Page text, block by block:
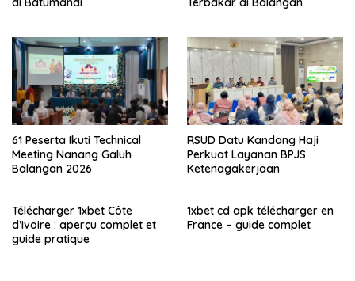
61 Peserta Ikuti Technical
Meeting Nanang Galuh
Balangan 2026
RSUD Datu Kandang Haji
Perkuat Layanan BPJS
Ketenagakerjaan
Télécharger 1xbet Côte
d’Ivoire : aperçu complet et
guide pratique
1xbet cd apk télécharger en
France – guide complet